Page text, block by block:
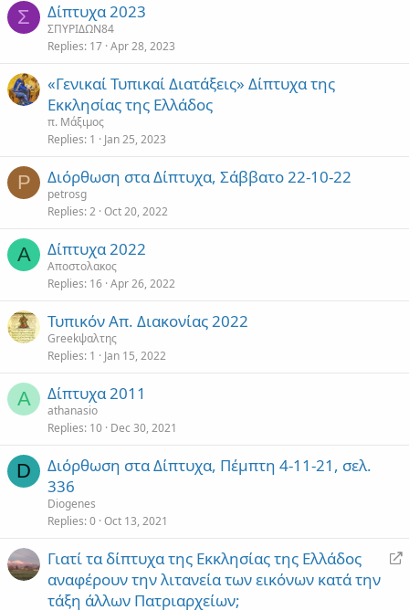
Σ Δίπτυχα 2023
ΣΠΥΡΙΔΩΝ84
Replies 17 Apr 28, 2023
«Γενικαί Τυπικαί Διατάξεις» Δίπτυχα της
Εκκλησίας της Ελλάδος
π. Μάξιμος
Replies 1 Jan 25, 2023
P Διόρθωση στα Δίπτυχα, Σάββατο 22-10-22
petrosg
Replies 2 Oct 20, 2022
Α Δίπτυχα 2022
Αποστολακος
Replies 16 Apr 26, 2022
Τυπικόν Απ. Διακονίας 2022
Greekψαλτης
Replies 1 Jan 15, 2022
A Δίπτυχα 2011
athanasio
Replies 10 Dec 30, 2021
D
Διόρθωση στα Δίπτυχα, Πέμπτη 4-11-21, σελ.
336
Diogenes
Replies 0 Oct 13, 2021
R
Γιατί τα δίπτυχα της Εκκλησίας της Ελλάδος
αναφέρουν την λιτανεία των εικόνων κατά την
τάξη άλλων Πατριαρχείων;